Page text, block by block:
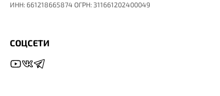
ИНН: 661218665874 ОГРН: 311661202400049
СОЦСЕТИ